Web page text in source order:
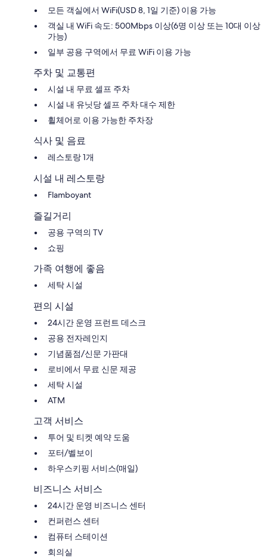
모든 객실에서 WiFi(USD 8, 1일 기준) 이용 가능
객실 내 WiFi 속도: 500Mbps 이상(6명 이상 또는 10대 이상
가능)
일부 공용 구역에서 무료 WiFi 이용 가능
주차 및 교통편
시설 내 무료 셀프 주차
시설 내 유닛당 셀프 주차 대수 제한
휠체어로 이용 가능한 주차장
식사 및 음료
레스토랑 1개
시설 내 레스토랑
Flamboyant
즐길거리
공용 구역의 TV
쇼핑
가족 여행에 좋음
세탁 시설
편의 시설
24시간 운영 프런트 데스크
공용 전자레인지
기념품점/신문 가판대
로비에서 무료 신문 제공
세탁 시설
ATM
고객 서비스
투어 및 티켓 예약 도움
포터/벨보이
하우스키핑 서비스(매일)
비즈니스 서비스
24시간 운영 비즈니스 센터
컨퍼런스 센터
컴퓨터 스테이션
회의실